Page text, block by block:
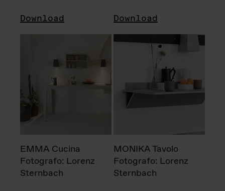
Download Download
EMMA Cucina
Fotografo: Lorenz
Sternbach
MONIKA Tavolo
Fotografo: Lorenz
Sternbach